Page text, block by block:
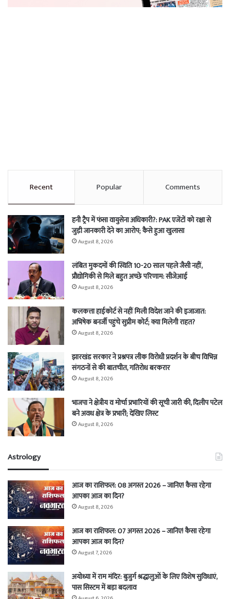
Recent Popular Comments
हनी ट्रैप में फंसा वायुसेना अधिकारी?: PAK एजेंटों को रक्षा से
जुड़ी जानकारी देने का आरोप; कैसे हुआ खुलासा
August 8, 2026
लंबित मुकदमों की स्थिति 10-20 साल पहले जैसी नहीं,
प्रौद्योगिकी से मिले बहुत अच्छे परिणाम: सीजेआई
August 8, 2026
कलकत्ता हाईकोर्ट से नहीं मिली विदेश जाने की इजाजात:
अभिषेक बनर्जी पहुंचे सुप्रीम कोर्ट; क्या मिलेगी राहत?
August 8, 2026
झारखंड सरकार ने प्रश्नपत्र लीक विरोधी प्रदर्शन के बीच विभिन्न
संगठनों से की बातचीत, गतिरोध बरकरार
August 8, 2026
भाजपा ने क्षेत्रीय व मोर्चा प्रभारियों की सूची जारी की, दिलीप पटेल
बने अवध क्षेत्र के प्रभारी; देखिए लिस्ट
August 8, 2026
Astrology
आज का राशिफल: 08 अगस्त 2026 – जानिए! कैसा रहेगा
आपका आज का दिन?
August 8, 2026
आज का राशिफल: 07 अगस्त 2026 – जानिए! कैसा रहेगा
आपका आज का दिन?
August 7, 2026
अयोध्या में राम मंदिर: बुजुर्ग श्रद्धालुओं के लिए विशेष सुविधाएं,
पास सिस्टम में बड़ा बदलाव